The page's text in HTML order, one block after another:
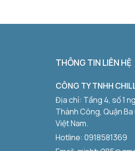
THÔNG TIN LIÊN HỆ
CÔNG TY TNHH
Địa chỉ: Tầng 4, số 1
Thành Công, Quận
Việt Nam.
Hotline: 0918581369